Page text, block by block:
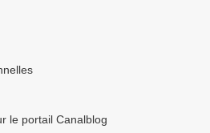
le portail Canalblog